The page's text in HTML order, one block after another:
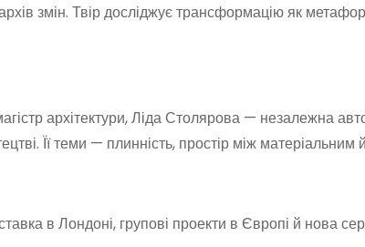
змін. Твір досліджує трансформацію як
архітектури, Ліда Столярова — незалежна
Її теми — плинність, простір між
в Лондоні, групові проекти в Європі й нова